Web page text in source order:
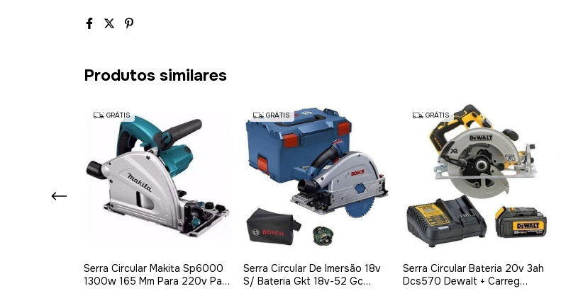
Produtos similares
GRÁTIS
Serra Circular Makita Sp6000
1300w 165 Mm Para 220v Para
GRÁTIS
Serra Circular De Imersão 18v
S/ Bateria Gkt 18v-52 Gc
GRÁTIS
Serra Circular Bateria 20v 3ah
Dcs570 Dewalt + Carreg